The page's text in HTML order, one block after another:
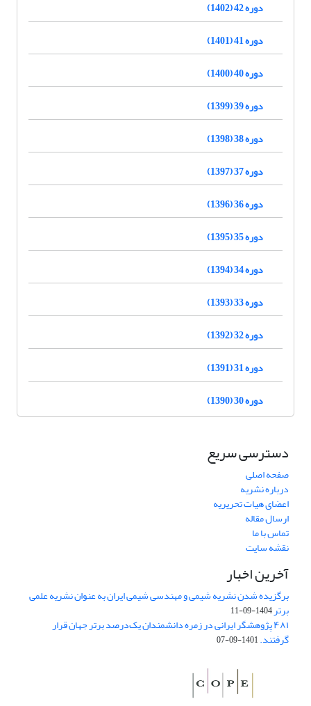
دوره 42 (1402)
دوره 41 (1401)
دوره 40 (1400)
دوره 39 (1399)
دوره 38 (1398)
دوره 37 (1397)
دوره 36 (1396)
دوره 35 (1395)
دوره 34 (1394)
دوره 33 (1393)
دوره 32 (1392)
دوره 31 (1391)
دوره 30 (1390)
دسترسی سریع
صفحه اصلی
درباره نشریه
اعضای هیات تحریریه
ارسال مقاله
تماس با ما
نقشه سایت
آخرین اخبار
برگزیده شدن نشریه شیمی و مهندسی شیمی ایران به عنوان نشریه علمی
برتر1404-09-11
۴۸۱ پژوهشگر ایرانی در زمره دانشمندان یک‌درصد برتر جهان قرار
گرفتند.1401-09-07